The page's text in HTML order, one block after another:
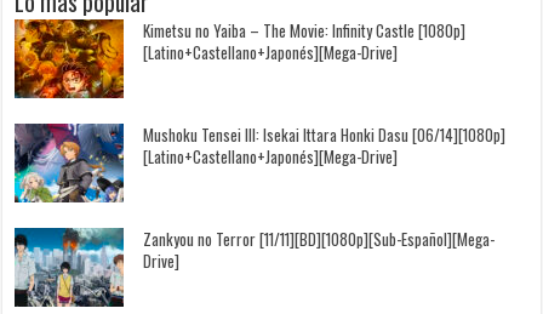
Kimetsu no Yaiba – The Movie: Infinity Castle [1080p]
[Latino+Castellano+Japonés][Mega-Drive]
Mushoku Tensei III: Isekai Ittara Honki Dasu [06/14][1080p]
[Latino+Castellano+Japonés][Mega-Drive]
Zankyou no Terror [11/11][BD][1080p][Sub-Español][Mega-
Drive]